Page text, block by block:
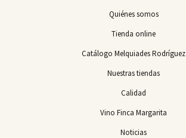
Quiénes somos
Tienda online
Catálogo Melquiades Rodríguez
Nuestras tiendas
Calidad
Vino Finca Margarita
Noticias